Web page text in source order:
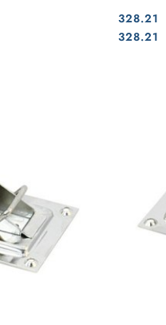
Cena:
328.21
Cena:
328.21